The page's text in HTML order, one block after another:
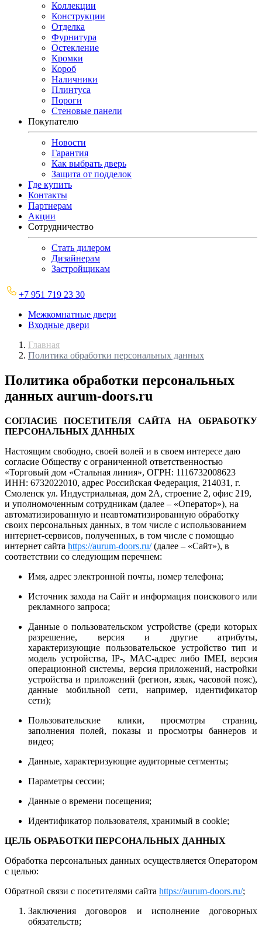
Коллекции
Конструкции
Отделка
Фурнитура
Остекление
Кромки
Короб
Наличники
Плинтуса
Пороги
Стеновые панели
Покупателю
Новости
Гарантия
Как выбрать дверь
Защита от подделок
Где купить
Контакты
Партнерам
Акции
Сотрудничество
Стать дилером
Дизайнерам
Застройщикам
+7 951 719 23 30
Межкомнатные двери
Входные двери
Главная
Политика обработки персональных данных
Политика обработки персональных
данных aurum-doors.ru
СОГЛАСИЕ ПОСЕТИТЕЛЯ САЙТА НА ОБРАБОТКУ
ПЕРСОНАЛЬНЫХ ДАННЫХ
Настоящим свободно, своей волей и в своем интересе даю
согласие Обществу с ограниченной ответственностью
«Торговый дом «Стальная линия», ОГРН: 1116732008623
ИНН: 6732022010, адрес Российская Федерация, 214031, г.
Смоленск ул. Индустриальная, дом 2А, строение 2, офис 219,
и уполномоченным сотрудникам (далее – «Оператор»), на
автоматизированную и неавтоматизированную обработку
своих персональных данных, в том числе с использованием
интернет-сервисов, полученных, в том числе с помощью
интернет сайта https://aurum-doors.ru/ (далее – «Сайт»), в
соответствии со следующим перечнем:
Имя, адрес электронной почты, номер телефона;
Источник захода на Сайт и информация поискового или
рекламного запроса;
Данные о пользовательском устройстве (среди которых
разрешение, версия и другие атрибуты,
характеризующие пользовательское устройство тип и
модель устройства, IP-, MAC-адрес либо IMEI, версия
операционной системы, версия приложений, настройки
устройства и приложений (регион, язык, часовой пояс),
данные мобильной сети, например, идентификатор
сети);
Пользовательские клики, просмотры страниц,
заполнения полей, показы и просмотры баннеров и
видео;
Данные, характеризующие аудиторные сегменты;
Параметры сессии;
Данные о времени посещения;
Идентификатор пользователя, хранимый в cookie;
ЦЕЛЬ ОБРАБОТКИ ПЕРСОНАЛЬНЫХ ДАННЫХ
Обработка персональных данных осуществляется Оператором
с целью:
Обратной связи с посетителями cайта https://aurum-doors.ru/;
Заключения договоров и исполнение договорных
обязательств;